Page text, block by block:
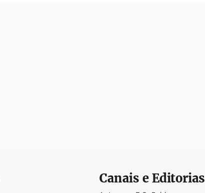
Canais e Editorias